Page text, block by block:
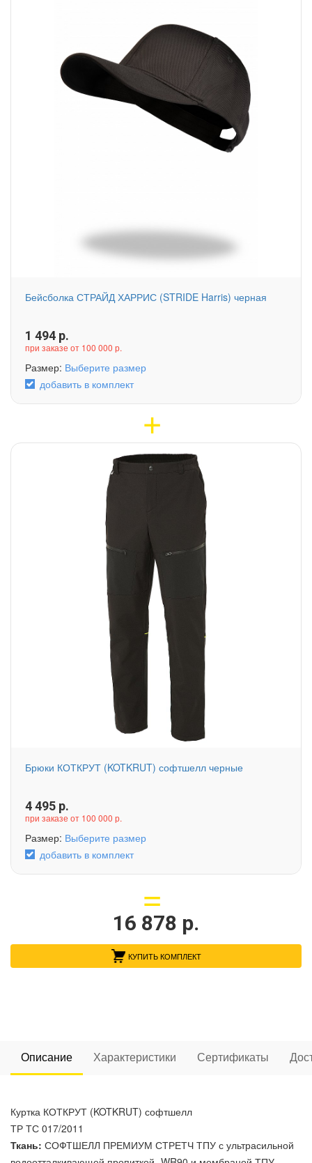
Бейсболка СТРАЙД ХАРРИС (STRIDE Harris) черная
1 494 р.
при заказе от 100 000 р.
Размер: Выберите размер
добавить в комплект
Брюки КОТКРУТ (KOTKRUT) софтшелл черные
4 495 р.
при заказе от 100 000 р.
Размер: Выберите размер
добавить в комплект
16 878 р.
КУПИТЬ КОМПЛЕКТ
Описание Характеристики Сертификаты
Куртка КОТКРУТ (KOTKRUT) софтшелл
ТР ТС 017/2011
Ткань: СОФТШЕЛЛ ПРЕМИУМ СТРЕТЧ ТПУ с ультрасильной